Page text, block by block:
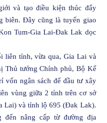
và tạo điều kiện thúc đẩy
biên. Đây cũng là tuyến giao
Tum-Gia Lai-Đak Lak dọc
liên tỉnh, vừa qua, Gia Lai và
Thủ tướng Chính phủ, Bộ Kế
vốn ngân sách để đầu tư xây
vùng giữa 2 tỉnh trên cơ sở
Lai) và tỉnh lộ 695 (Đak Lak).
đến nâng cấp từ đường địa